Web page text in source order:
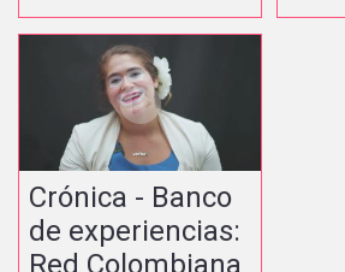
Crónica - Banco
de experiencias: